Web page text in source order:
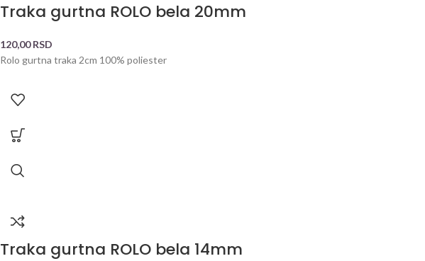
Traka gurtna ROLO bela 20mm
120,00RSD
Rolo gurtna traka 2cm 100% poliester
Traka gurtna ROLO bela 14mm